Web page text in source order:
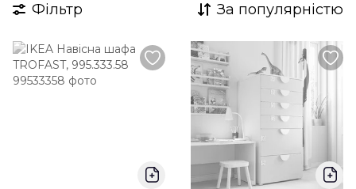
Фільтр За популярністю